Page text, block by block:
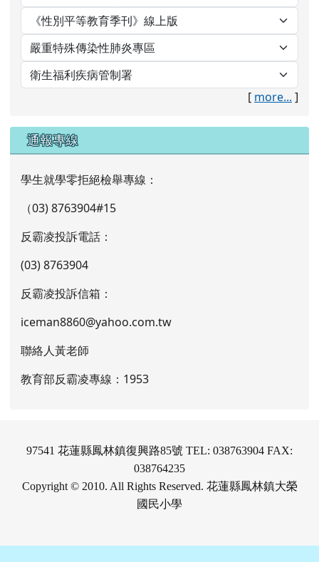
[ more... ]
通報專線
學生就學零拒絕檢舉專線：
（03) 8763904#15
反霸凌投訴電話：
(03) 8763904
反霸凌投訴信箱：
iceman8860@yahoo.com.tw
聯絡人黃老師
教育部反霸凌專線：1953
97541 花蓮縣鳳林鎮復興路85號 TEL: 038763904 FAX:
038764235
Copyright © 2010. All Rights Reserved. 花蓮縣鳳林鎮大榮
國民小學